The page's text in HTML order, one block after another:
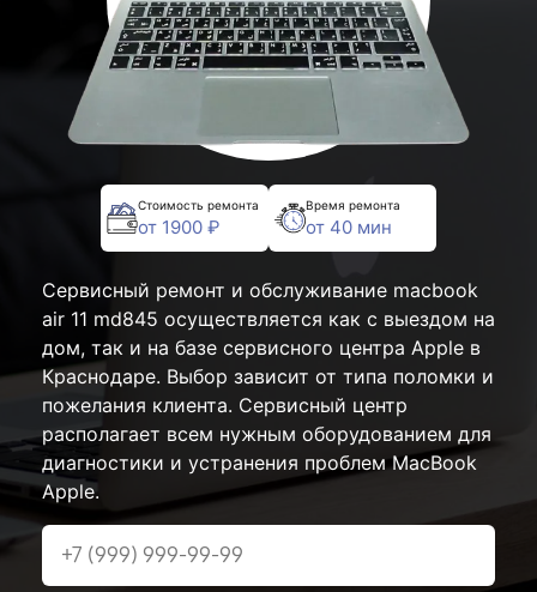
Стоимость ремонта
от 1900 ₽
Время ремонта
от 40 мин
Сервисный ремонт и обслуживание macbook
air 11 md845 осуществляется как с выездом на
дом, так и на базе сервисного центра Apple в
Краснодаре. Выбор зависит от типа поломки и
пожелания клиента. Сервисный центр
располагает всем нужным оборудованием для
диагностики и устранения проблем MacBook
Apple.